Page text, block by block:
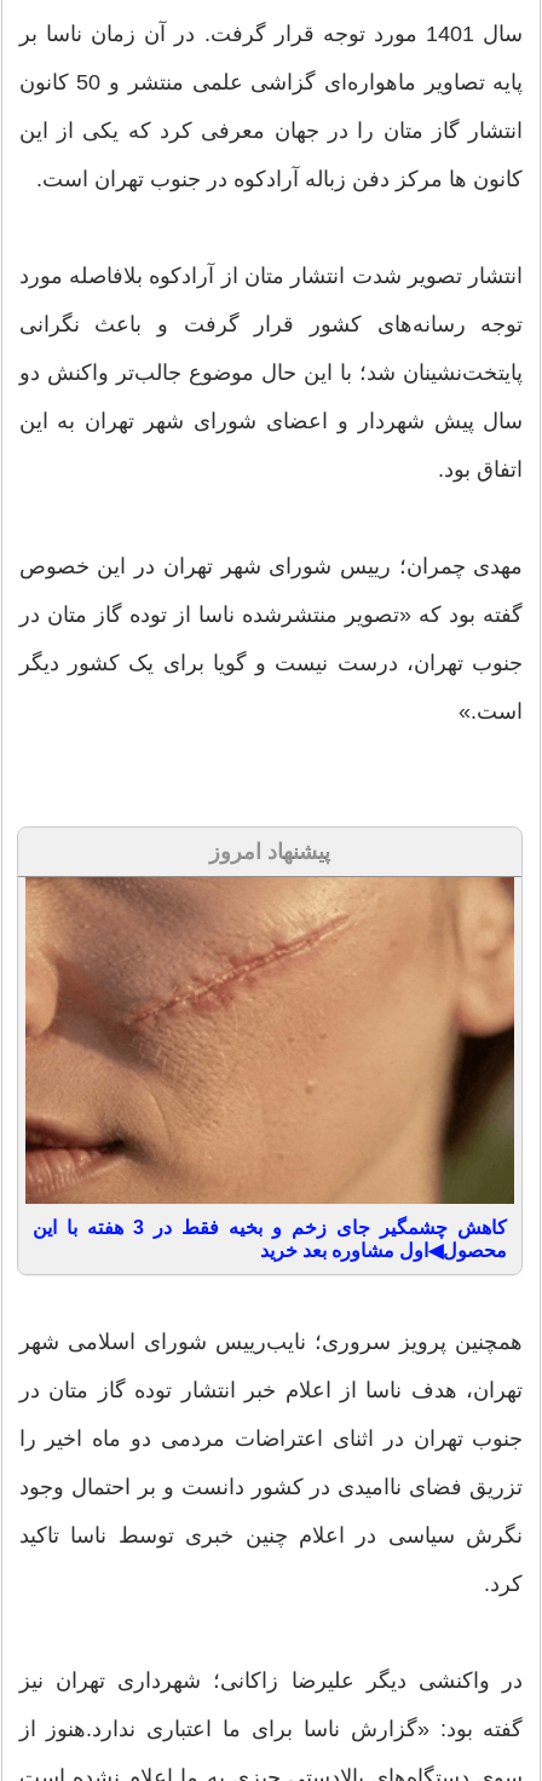
سال 1401 مورد توجه قرار گرفت. در آن زمان ناسا بر
پایه تصاویر ماهواره‌ای گزاشی علمی منتشر و 50 کانون
انتشار گاز متان را در جهان معرفی کرد که یکی از این
کانون ها مرکز دفن زباله آرادکوه در جنوب تهران است.
انتشار تصویر شدت انتشار متان از آرادکوه بلافاصله مورد
توجه رسانه‌های کشور قرار گرفت و باعث نگرانی
پایتخت‌نشینان شد؛ با این حال موضوع جالب‌تر واکنش دو
سال پیش شهردار و اعضای شورای شهر تهران به این
اتفاق بود.
مهدی چمران؛ رییس شورای شهر تهران در این خصوص
گفته بود که «تصویر منتشرشده ناسا از توده گاز متان در
جنوب تهران، درست نیست و گویا برای یک کشور دیگر
است.»
پیشنهاد امروز
کاهش چشمگیر جای زخم و بخیه فقط در 3 هفته با این
محصول◀اول مشاوره بعد خرید
همچنین پرویز سروری؛ نایب‌رییس شورای اسلامی شهر
تهران، هدف ناسا از اعلام خبر انتشار توده گاز متان در
جنوب تهران در اثنای اعتراضات مردمی دو ماه اخیر را
تزریق فضای ناامیدی در کشور دانست و بر احتمال وجود
نگرش سیاسی در اعلام چنین خبری توسط ناسا تاکید
کرد.
در واکنشی دیگر علیرضا زاکانی؛ شهرداری تهران نیز
گفته بود: «گزارش ناسا برای ما اعتباری ندارد.هنوز از